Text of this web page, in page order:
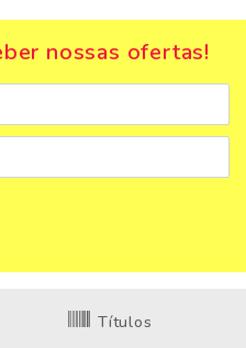
nossas ofertas!
Títulos